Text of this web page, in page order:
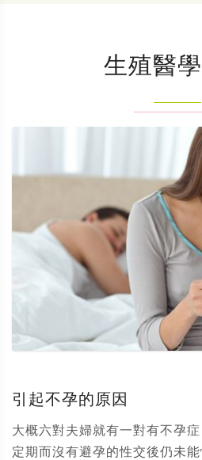
生殖醫
引起不孕的原因
大概六對夫婦就有一對有不孕
定期而沒有避孕的性交後仍未